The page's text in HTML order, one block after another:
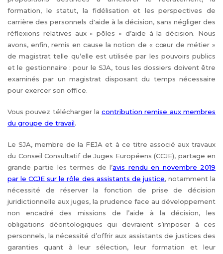
formation, le statut, la fidélisation et les perspectives de
carrière des personnels d'aide à la décision, sans négliger des
réflexions relatives aux « pôles » d’aide à la décision. Nous
avons, enfin, remis en cause la notion de « cœur de métier »
de magistrat telle qu’elle est utilisée par les pouvoirs publics
et le gestionnaire : pour le SJA, tous les dossiers doivent être
examinés par un magistrat disposant du temps nécessaire
pour exercer son office.
Vous pouvez télécharger lacontribution remise aux membres
du groupe de travail.
Le SJA, membre de la FEJA et à ce titre associé aux travaux
du Conseil Consultatif de Juges Européens (CCJE), partage en
grande partie les termes de l’avis rendu en novembre 2019
par le CCJE sur le rôle des assistants de justice, notamment la
nécessité de réserver la fonction de prise de décision
juridictionnelle aux juges, la prudence face au développement
non encadré des missions de l’aide à la décision, les
obligations déontologiques qui devraient s’imposer à ces
personnels, la nécessité d’offrir aux assistants de justices des
garanties quant à leur sélection, leur formation et leur